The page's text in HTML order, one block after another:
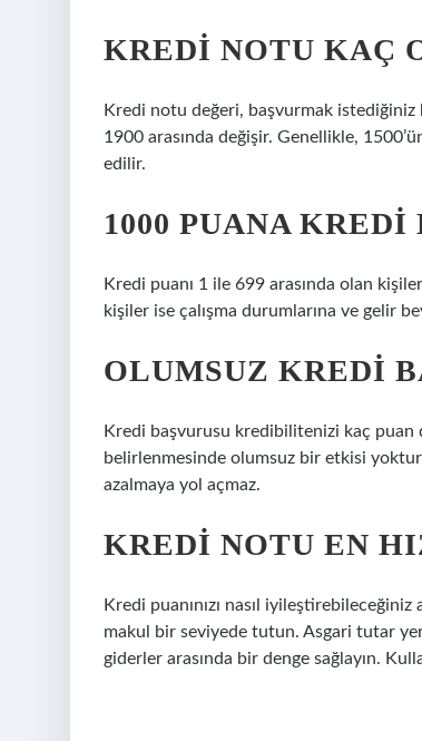
KREDI NOTU KAÇ
Kredi notu değeri, başvurmak
1900 arasında değişir. Genellikle,
edilir.
1000 PUANA
Kredi puanı 1 ile 699 arasında olan
kişiler ise çalışma durumlarına ve gelir
OLUMSUZ KREDI
Kredi başvurusu kredibilitenizi kaç puan
belirlenmesinde olumsuz bir etkisi
azalmaya yol açmaz.
KREDI NOTU EN
Kredi puanınızı nasıl
makul bir seviyede tutun. Asgari tutar
giderler arasında bir denge sağlayın.